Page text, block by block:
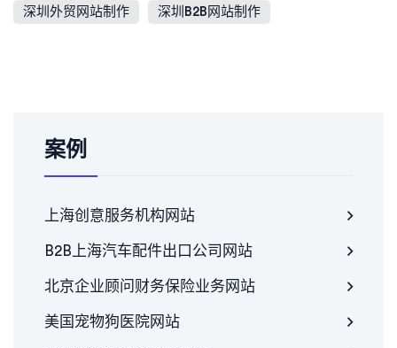
深圳外贸网站制作 深圳B2B网站制作
案例
上海创意服务机构网站
B2B上海汽车配件出口公司网站
北京企业顾问财务保险业务网站
美国宠物狗医院网站